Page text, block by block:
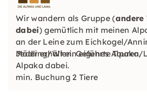
Wir wandern als Gruppe (andere
dabei) gemütlich mit meinen
an der Leine zum Eichkogel/
Mödling/Wien. Geführte Touren.
Jeder erhält ein eigenes Alpaka/
Alpaka dabei.
min. Buchung 2 Tiere